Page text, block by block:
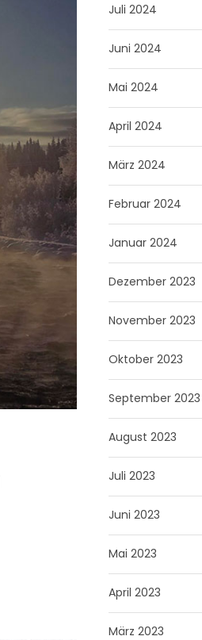
Juli 2024
Juni 2024
Mai 2024
April 2024
März 2024
Februar 2024
Januar 2024
Dezember 2023
November 2023
Oktober 2023
September 2023
August 2023
Juli 2023
Juni 2023
Mai 2023
April 2023
März 2023